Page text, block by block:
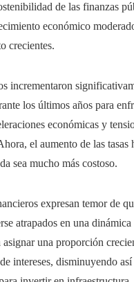
de las finanzas
económico
crecientes.
incrementaron
los últimos años para
económicas y
el aumento de las tasas
sea mucho más costoso.
expresan temor de
atrapados en una
una proporción
intereses, disminuyendo así